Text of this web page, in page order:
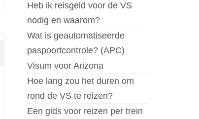
Heb ik reisgeld voor de VS
nodig en waarom?
Wat is geautomatiseerde
paspoortcontrole? (APC)
Visum voor Arizona
Hoe lang zou het duren om
rond de VS te reizen?
Een gids voor reizen per trein